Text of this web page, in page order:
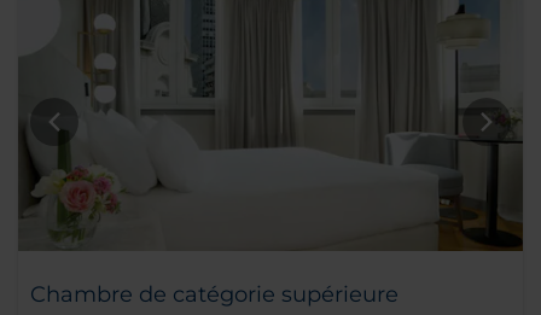
Chambre de catégorie supérieure